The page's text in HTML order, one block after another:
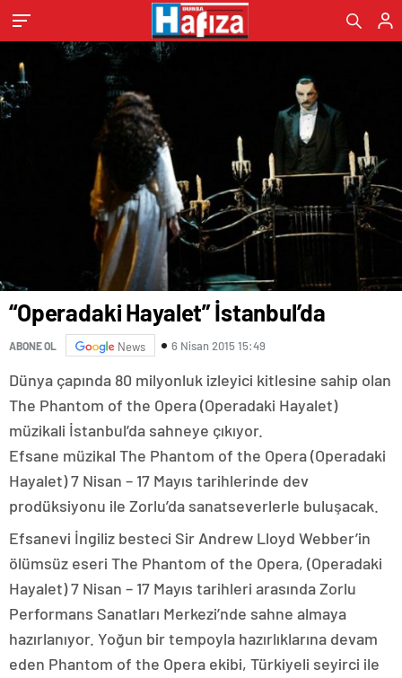
“Operadaki Hayalet” İstanbul’da
ABONE OL News 6 Nisan 2015 15:49
Dünya çapında 80 milyonluk izleyici kitlesine sahip olan
The Phantom of the Opera (Operadaki Hayalet)
müzikali İstanbul’da sahneye çıkıyor.
Efsane müzikal The Phantom of the Opera (Operadaki
Hayalet) 7 Nisan – 17 Mayıs tarihlerinde dev
prodüksiyonu ile Zorlu’da sanatseverlerle buluşacak.
Efsanevi İngiliz besteci Sir Andrew Lloyd Webber’in
ölümsüz eseri The Phantom of the Opera, (Operadaki
Hayalet) 7 Nisan – 17 Mayıs tarihleri arasında Zorlu
Performans Sanatları Merkezi’nde sahne almaya
hazırlanıyor. Yoğun bir tempoyla hazırlıklarına devam
eden Phantom of the Opera ekibi, Türkiyeli seyirci ile